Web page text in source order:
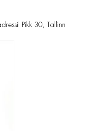
Pikk 30, Tallinn